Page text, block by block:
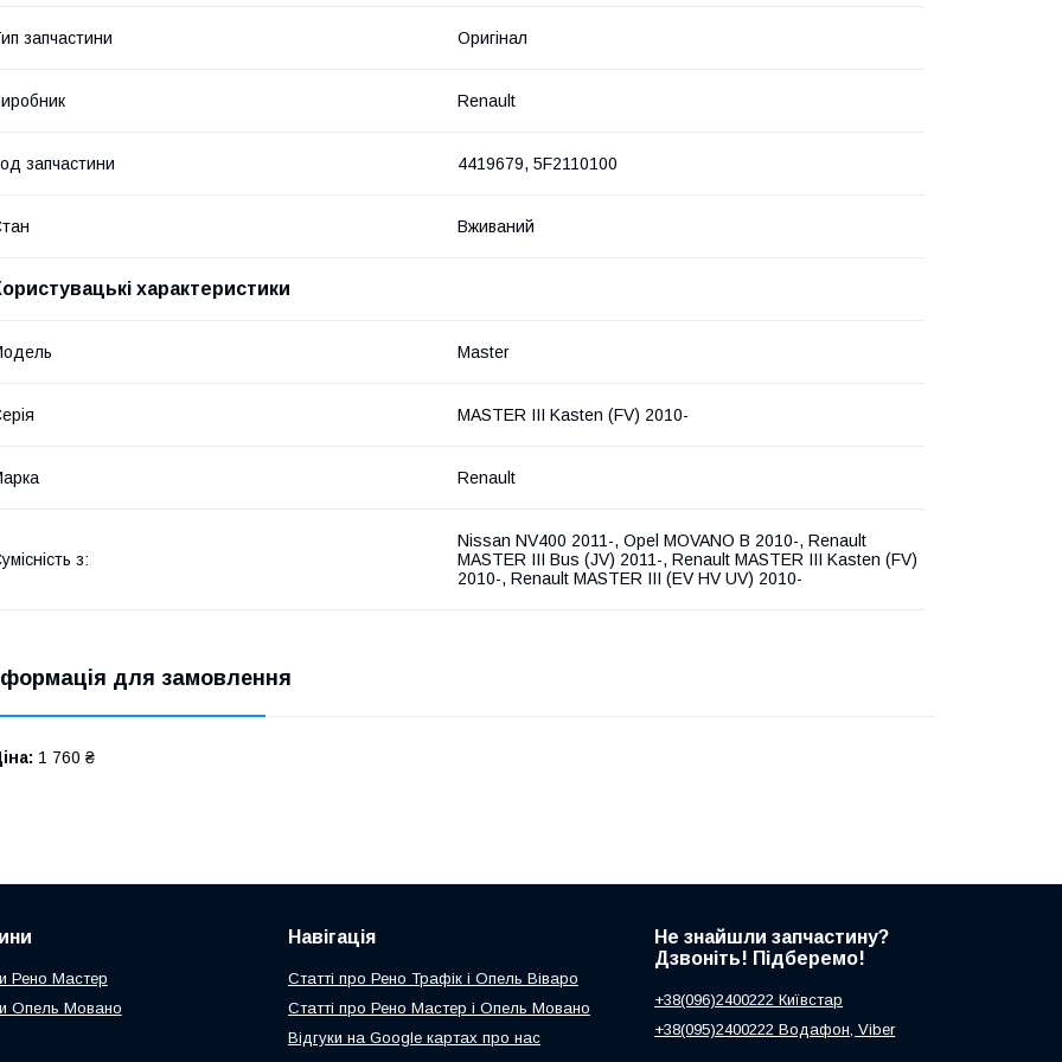
запчастини Оригінал
Renault
запчастини 4419679, 5F2110100
Вживаний
характеристики
Master
MASTER III Kasten (FV) 2010-
Renault
з:
Nissan NV400 2011-, Opel MOVANO B 2010-, Renault
MASTER III Bus (JV) 2011-, Renault MASTER III Kasten (FV)
2010-, Renault MASTER III (EV HV UV) 2010-
для замовлення
1 760 ₴
Рено Мастер
Опель Мовано
Навігація
Статті про Рено Трафік і Опель Віваро
Статті про Рено Мастер і Опель Мовано
Відгуки на Google картах про нас
Не знайшли запчастину?
Дзвоніть! Підберемо!
+38(096)2400222 Київстар
+38(095)2400222 Водафон, Viber